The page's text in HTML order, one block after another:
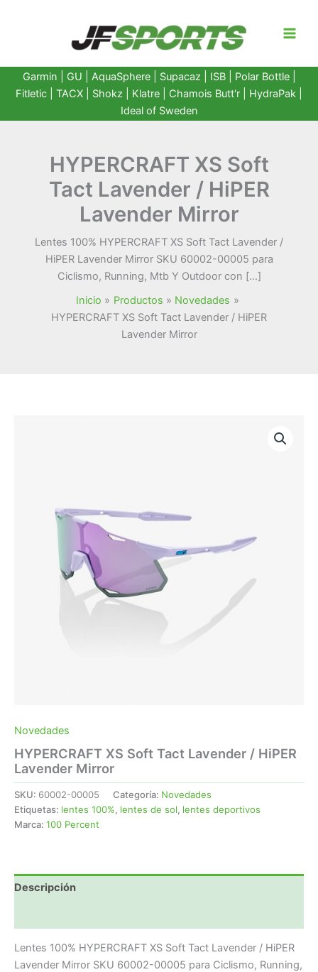
Garmin GU AquaSphere| Supacaz | ISB | Polar Bottle|
Fitletic
TACX Shokz Klatre Chamois Butt'r HydraPak
Ideal of Sweden
HYPERCRAFT XS Soft
Tact Lavender / HiPER
Lavender Mirror
Lentes 100% HYPERCRAFT XS Soft Tact Lavender /
HiPER Lavender Mirror SKU 60002-00005 para
Ciclismo, Running, Mtb Y Outdoor con […]
Inicio
Productos
Novedades
HYPERCRAFT XS Soft Tact Lavender / HiPER
Lavender Mirror
Novedades
HYPERCRAFT XS Soft Tact Lavender / HiPER
Lavender Mirror
SKU: 60002-00005 Categoría: Novedades
Etiquetas: lentes 100%, lentes de sol, lentes deportivos
Marca: 100 Percent
Descripción
Lentes 100% HYPERCRAFT XS Soft Tact Lavender / HiPER
Lavender Mirror SKU 60002-00005 para Ciclismo, Running,